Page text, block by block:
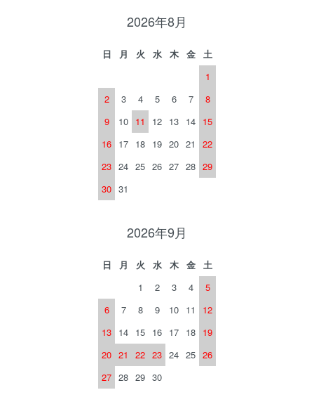
2026年8月
日 月 火 水 木 金
土
1
2
3 4 5 6 7
8
9
10 11 12 13 14 15
16 17 18 19 20 21
22
23 24 25 26 27 28 29
30 31
2026年9月
日 月 火 水 木 金
土
1
2 3 4
5
6
7 8 9 10 11
12
13 14 15 16 17 18 19
20 21 22 23 24 25 26
27 28 29 30